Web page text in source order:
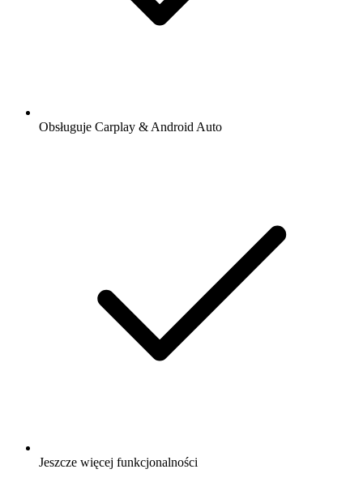
Obsługuje Carplay & Android Auto
Jeszcze więcej funkcjonalności